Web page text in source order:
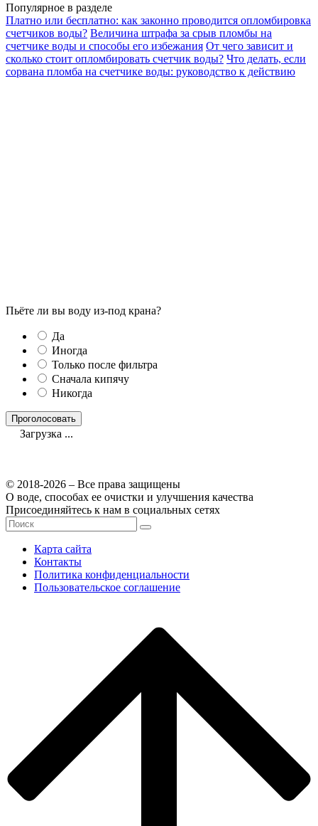
Популярное в разделе
Платно или бесплатно: как законно проводится опломбировка
счетчиков воды? Величина штрафа за срыв пломбы на
счетчике воды и способы его избежания От чего зависит и
сколько стоит опломбировать счетчик воды? Что делать, если
сорвана пломба на счетчике воды: руководство к действию
Пьёте ли вы воду из-под крана?
Да
Иногда
Только после фильтра
Сначала кипячу
Никогда
Загрузка ...
© 2018-2026 – Все права защищены
О воде, способах ее очистки и улучшения качества
Присоединяйтесь к нам в социальных сетях
Карта сайта
Контакты
Политика конфиденциальности
Пользовательское соглашение